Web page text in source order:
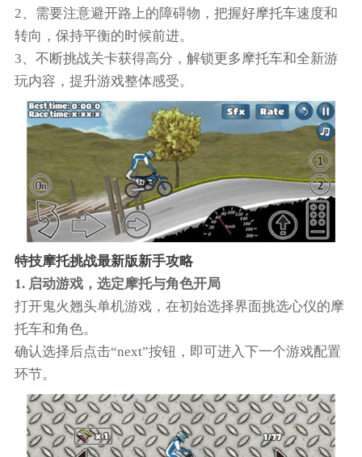
2、需要注意避开路上的障碍物，把握好摩托车速度和
转向，保持平衡的时候前进。
3、不断挑战关卡获得高分，解锁更多摩托车和全新游
玩内容，提升游戏整体感受。
特技摩托挑战最新版新手攻略
1. 启动游戏，选定摩托与角色开局
打开鬼火翘头单机游戏，在初始选择界面挑选心仪的摩
托车和角色。
确认选择后点击“next”按钮，即可进入下一个游戏配置
环节。